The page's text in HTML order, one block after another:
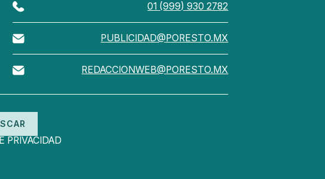
01 (999) 930 2782
PUBLICIDAD@PORESTO.MX
REDACCIONWEB@PORESTO.MX
PRIVACIDAD